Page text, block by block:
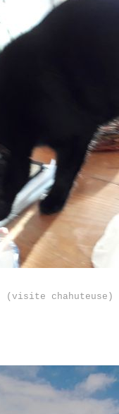
(visite chahuteuse)